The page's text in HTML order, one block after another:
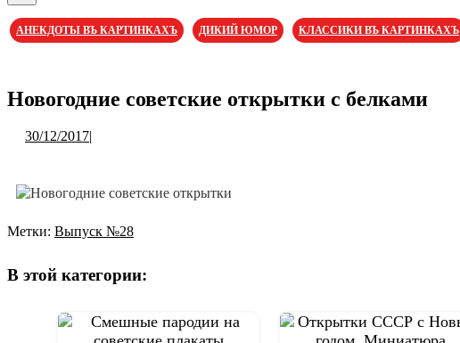
Открыть
АНЕКДОТЫ ВЪ КАРТИНКАХЪ ДИКИЙ ЮМОР КЛАССИКИ ВЪ КАРТИНКАХЪ
Новогодние советские открытки с белками
30/12/201730/12/2017
|
Метки: Выпуск №28
В этой категории:
по